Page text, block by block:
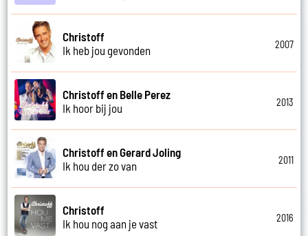
Christoff
Ik heb jou gevonden
2007
Christoff en Belle Perez
Ik hoor bij jou
2013
Christoff en Gerard Joling
Ik hou der zo van
2011
Christoff
Ik hou nog aan je vast
2016